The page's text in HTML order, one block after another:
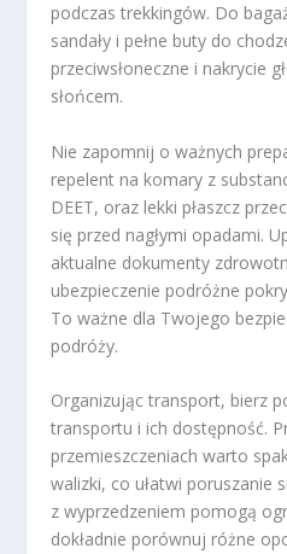
podczas trekkingów. Do
sandały i pełne buty do
przeciwsłoneczne i nakrycie
słońcem.
Nie zapomnij o ważnych
repelent na komary z
DEET, oraz lekki płaszcz
się przed nagłymi opadami.
aktualne dokumenty
ubezpieczenie podróżne
To ważne dla Twojego
podróży.
Organizując transport, bierz
transportu i ich dostępność.
przemieszczeniach warto
walizki, co ułatwi poruszanie
z wyprzedzeniem pomogą
dokładnie porównuj różne